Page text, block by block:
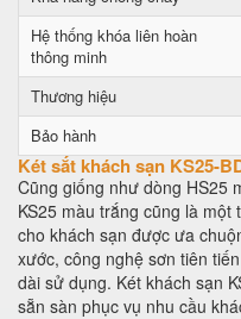
Hệ thống khóa liên hoàn
thông minh
Thương hiệu
Bảo hành
Két sắt khách sạn KS25-
Cũng giống như dòng HS25
KS25 màu trắng cũng là
cho khách sạn được ưa
xước, công nghệ sơn tiên
dài sử dụng. Két khách sạn
sẵn sàn phục vụ nhu cầu